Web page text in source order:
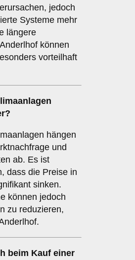
jedoch
Systeme mehr
längere
können
vorteilhaft
hängen
und
ab. Es ist
dass die Preise in
sinken.
können jedoch
zu reduzieren,
beim Kauf einer